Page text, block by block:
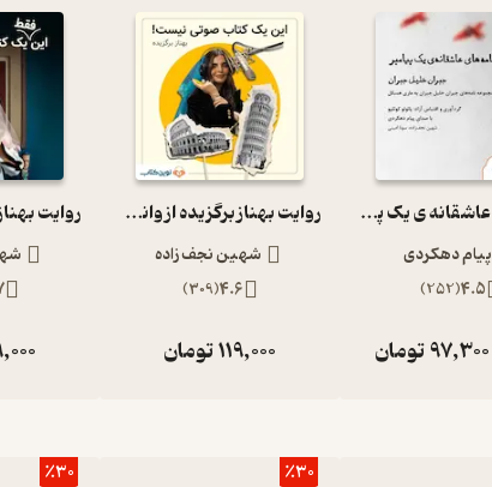
نامه های عاشقانه ی یک پیامبر
پیام دهکردی
4.5
(
252
)
97,300تومان
روایت بهناز برگزیده از وانیل و شکلات
شهین نجف زاده
4.6
(
309
)
119,000تومان
٪30 ٪30